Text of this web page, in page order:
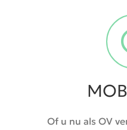
Of u nu als OV